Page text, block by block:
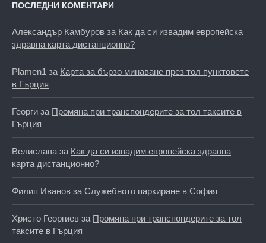
ПОСЛЕДНИ КОМЕНТАРИ
Александър Камбуров за Как да си извадим европейска
здравна карта дистанционно?
Plamen1 за Карта за бързо минаване през тол пунктовете
в Гърция
Георги за Промяна при транспондерите за тол таксите в
Гърция
Велислава за Как да си извадим европейска здравна
карта дистанционно?
Филип Иванов за Служебното паркиране в София
Христо Георгиев за Промяна при транспондерите за тол
таксите в Гърция